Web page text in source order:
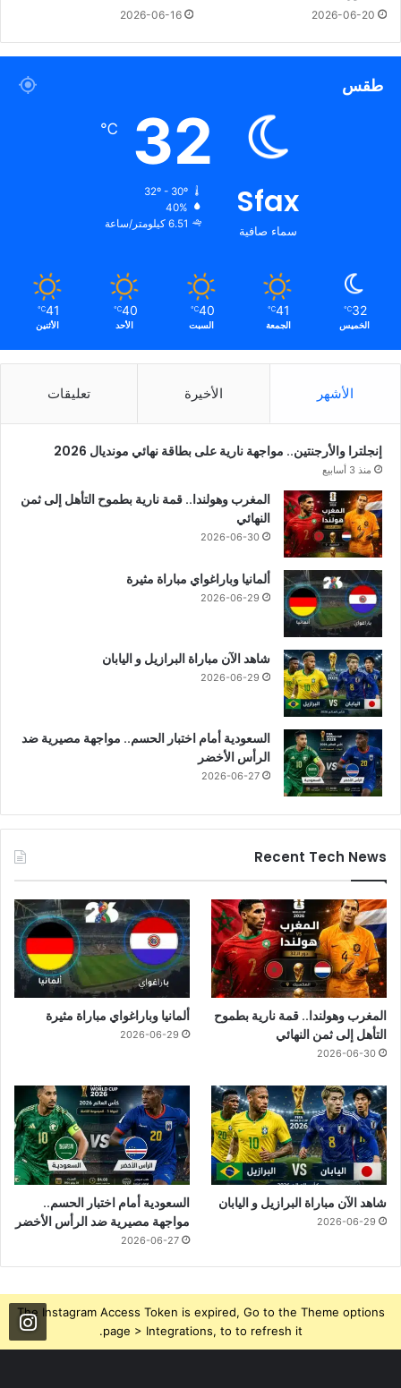
2026-06-20
2026-06-16
طقس
Sfax
سماء صافية
32
℃
32º - 30º
40%
6.51 كيلومتر/ساعة
32
℃
الخميس
41
℃
الجمعة
40
℃
السبت
40
℃
الأحد
41
℃
الأثنين
الأشهر الأخيرة تعليقات
إنجلترا والأرجنتين.. مواجهة نارية على بطاقة نهائي مونديال 2026
منذ 3 أسابيع
المغرب وهولندا.. قمة نارية بطموح التأهل إلى ثمن
النهائي
2026-06-30
ألمانيا وباراغواي مباراة مثيرة
2026-06-29
شاهد الآن مباراة البرازيل و اليابان
2026-06-29
السعودية أمام اختبار الحسم.. مواجهة مصيرية ضد
الرأس الأخضر
2026-06-27
Recent Tech News
المغرب وهولندا.. قمة نارية بطموح
التأهل إلى ثمن النهائي
2026-06-30
ألمانيا وباراغواي مباراة مثيرة
2026-06-29
شاهد الآن مباراة البرازيل و اليابان
2026-06-29
السعودية أمام اختبار الحسم..
مواجهة مصيرية ضد الرأس الأخضر
2026-06-27
The Instagram Access Token is expired, Go to the Theme options
page > Integrations, to to refresh it.